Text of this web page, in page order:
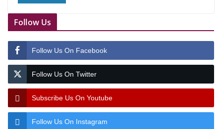
Follow Us
Follow Us On Facebook
Follow Us On Twitter
Subscribe Us On Youtube
Follow Us On Instagram